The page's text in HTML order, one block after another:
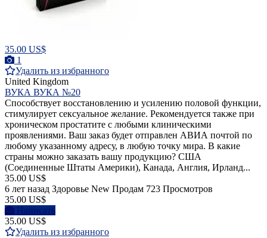
35.00 US$
1
Удалить из избранного
United Kingdom
ВУКА ВУКА №20
Способствует восстановлению и усилению половой функции,
стимулирует сексуальное желание. Рекомендуется также при
хроническом простатите с любыми клиническими
проявлениями. Ваш заказ будет отправлен АВИА почтой по
любому указанному адресу, в любую точку мира. В какие
страны можно заказать вашу продукцию? США
(Соединенные Штаты Америки), Канада, Англия, Ирланд...
35.00 US$
6 лет назад Здоровье New Продам 723 Просмотров
35.00 US$
Написать
35.00 US$
Удалить из избранного